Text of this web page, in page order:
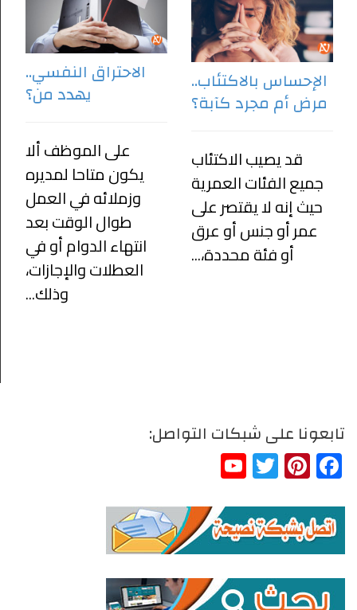
الاحتراق النفسي..
يهدد من؟
على الموظف ألا
يكون متاحا لمديره
وزملائه في العمل
طوال الوقت بعد
انتهاء الدوام أو في
العطلات والإجازات،
وذلك...
الإحساس بالاكتئاب..
مرض أم مجرد كآبة؟
قد يصيب الاكتئاب
جميع الفئات العمرية
حيث إنه لا يقتصر على
عمر أو جنس أو عرق
أو فئة محددة،...
تابعونا على شبكات التواصل:
Facebook
Pinterest
Twitter